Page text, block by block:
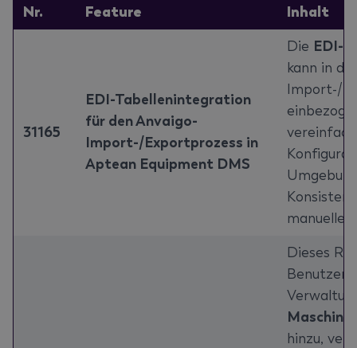
Nr. Feature Inhalt
31165
EDI-Tabellenintegration
für den Anvaigo-
Import-/Exportprozess in
Aptean Equipment DMS
Die EDI-
kann in
Import-/
Dieses
hinzu,